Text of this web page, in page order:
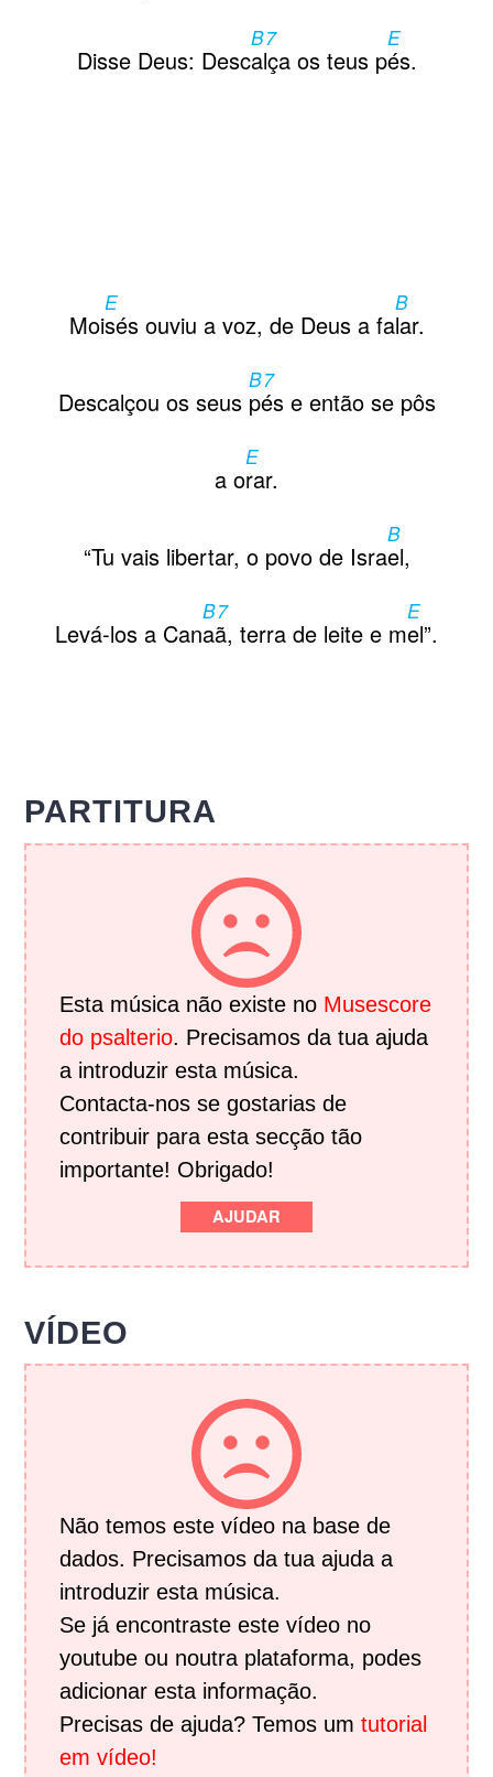
Disse Deus: Desc
B7
alça os teus p
E
és.
Moi
E
sés ouviu a voz, de Deus a fa
B
lar.
Descalçou os seus
B7
pés e então se pôs
a o
E
rar.
“Tu vais libertar, o povo de Isra
B
el,
Levá-los a Can
B7
aã, terra de leite e m
E
el”.
PARTITURA
Esta música não existe no Musescore
do psalterio. Precisamos da tua ajuda
a introduzir esta música.
Contacta-nos se gostarias de
contribuir para esta secção tão
importante! Obrigado!
AJUDAR
VÍDEO
Não temos este vídeo na base de
dados. Precisamos da tua ajuda a
introduzir esta música.
Se já encontraste este vídeo no
youtube ou noutra plataforma, podes
adicionar esta informação.
Precisas de ajuda? Temos um tutorial
em vídeo!